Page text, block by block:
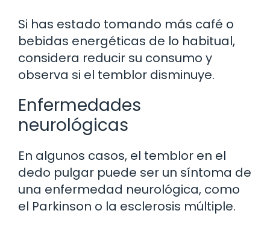
Si has estado tomando más café o
bebidas energéticas de lo habitual,
considera reducir su consumo y
observa si el temblor disminuye.
Enfermedades
neurológicas
En algunos casos, el temblor en el
dedo pulgar puede ser un síntoma de
una enfermedad neurológica, como
el Parkinson o la esclerosis múltiple.